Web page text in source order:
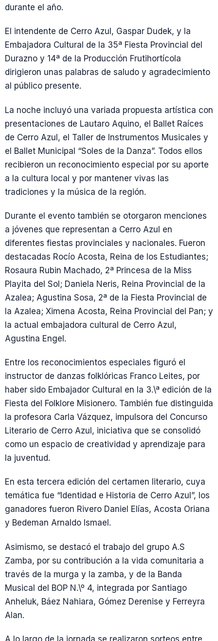
durante el año.
El intendente de Cerro Azul, Gaspar Dudek, y la
Embajadora Cultural de la 35ª Fiesta Provincial del
Durazno y 14ª de la Producción Frutihortícola
dirigieron unas palabras de saludo y agradecimiento
al público presente.
La noche incluyó una variada propuesta artística con
presentaciones de Lautaro Aquino, el Ballet Raíces
de Cerro Azul, el Taller de Instrumentos Musicales y
el Ballet Municipal “Soles de la Danza”. Todos ellos
recibieron un reconocimiento especial por su aporte
a la cultura local y por mantener vivas las
tradiciones y la música de la región.
Durante el evento también se otorgaron menciones
a jóvenes que representan a Cerro Azul en
diferentes fiestas provinciales y nacionales. Fueron
destacadas Rocío Acosta, Reina de los Estudiantes;
Rosaura Rubin Machado, 2ª Princesa de la Miss
Playita del Sol; Daniela Neris, Reina Provincial de la
Azalea; Agustina Sosa, 2ª de la Fiesta Provincial de
la Azalea; Ximena Acosta, Reina Provincial del Pan; y
la actual embajadora cultural de Cerro Azul,
Agustina Engel.
Entre los reconocimientos especiales figuró el
instructor de danzas folklóricas Franco Leites, por
haber sido Embajador Cultural en la 3.\ª edición de la
Fiesta del Folklore Misionero. También fue distinguida
la profesora Carla Vázquez, impulsora del Concurso
Literario de Cerro Azul, iniciativa que se consolidó
como un espacio de creatividad y aprendizaje para
la juventud.
En esta tercera edición del certamen literario, cuya
temática fue “Identidad e Historia de Cerro Azul”, los
ganadores fueron Rivero Daniel Elías, Acosta Oriana
y Bedeman Arnaldo Ismael.
Asimismo, se destacó el trabajo del grupo A.S
Zamba, por su contribución a la vida comunitaria a
través de la murga y la zamba, y de la Banda
Musical del BOP N.\º 4, integrada por Santiago
Anheluk, Báez Nahiara, Gómez Derenise y Ferreyra
Alan.
A lo largo de la jornada se realizaron sorteos entre